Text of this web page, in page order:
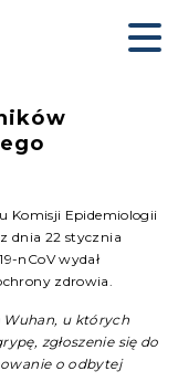
Komisji Epidemiologii
dnia 22 stycznia
nCoV wydał
zdrowia.
Wuhan, u których
zgłoszenie się do
o odbytej